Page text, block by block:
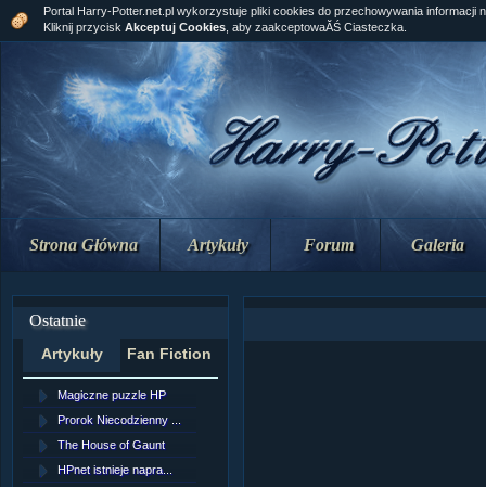
Strona Główna Artykuły Forum Galeria
Ostatnie
Artykuły Fan Fiction
Magiczne puzzle HP
Prorok Niecodzienny ...
The House of Gaunt
HPnet istnieje napra...
Portal Harry-Potter.net.pl wykorzystuje pliki cookies do przechowywania informacji
Kliknij przycisk Akceptuj Cookies , aby zaakceptowaĂŚ Ciasteczka.